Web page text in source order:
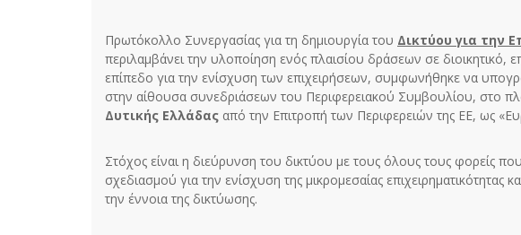
Πρωτόκολλο Συνεργασίας για τη δημιουργία του Δικτύου για την
περιλαμβάνει την υλοποίηση ενός πλαισίου δράσεων σε διοικητικό,
επίπεδο για την ενίσχυση των επιχειρήσεων, συμφωνήθηκε να
στην αίθουσα συνεδριάσεων του Περιφερειακού Συμβουλίου, στο
Δυτικής Ελλάδας από την Επιτροπή των Περιφερειών της ΕΕ, ως
Στόχος είναι η διεύρυνση του δικτύου με τους όλους τους φορείς
σχεδιασμού για την ενίσχυση της μικρομεσαίας επιχειρηματικότητας
την έννοια της δικτύωσης.